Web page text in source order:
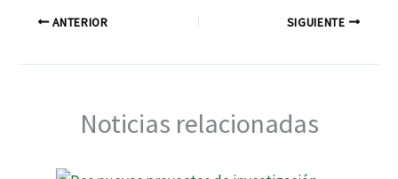
ANTERIOR SIGUIENTE
Noticias relacionadas